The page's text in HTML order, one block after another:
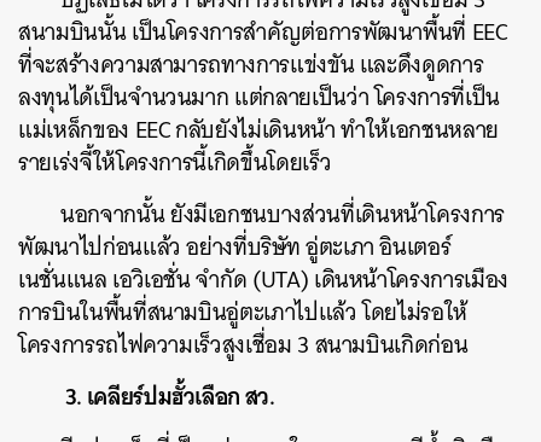
สนามบินนั้น เป็นโครงการสำคัญต่อการพัฒนาพื้นที่ EEC
ที่จะสร้างความสามารถทางการแข่งขัน และดึงดูดการ
ลงทุนได้เป็นจำนวนมาก แต่กลายเป็นว่า โครงการที่เป็น
แม่เหล็กของ EEC กลับยังไม่เดินหน้า ทำให้เอกชนหลาย
รายเร่งจี้ให้โครงการนี้เกิดขึ้นโดยเร็ว
นอกจากนั้น ยังมีเอกชนบางส่วนที่เดินหน้าโครงการ
พัฒนาไปก่อนแล้ว อย่างที่บริษัท อู่ตะเภา อินเตอร์
เนชั่นแนล เอวิเอชั่น จำกัด (UTA) เดินหน้าโครงการเมือง
การบินในพื้นที่สนามบินอู่ตะเภาไปแล้ว โดยไม่รอให้
โครงการรถไฟความเร็วสูงเชื่อม 3 สนามบินเกิดก่อน
3. เคลียร์ปมฮั้วเลือก สว.